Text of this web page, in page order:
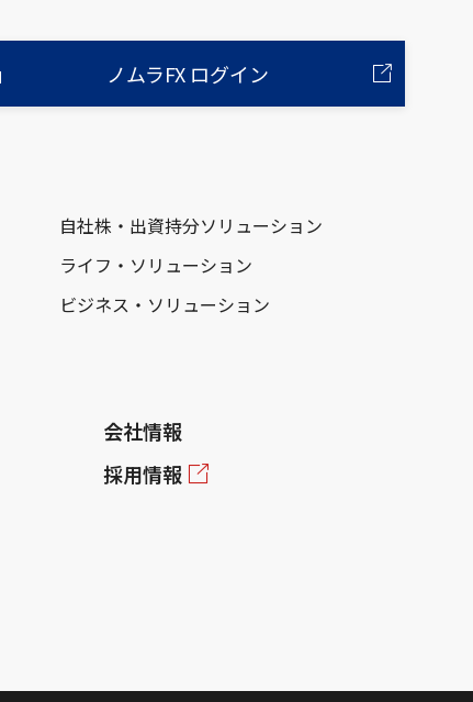
ノムラFX ログイン
自社株・出資持分ソリューション
ライフ・ソリューション
ビジネス・ソリューション
会社情報
採用情報